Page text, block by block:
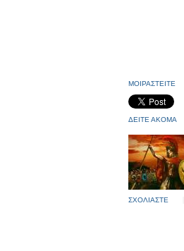
ΜΟΙΡΑΣΤΕΙΤΕ
ΔΕΙΤΕ ΑΚΟΜΑ
ΣΧΟΛΙΑΣΤΕ